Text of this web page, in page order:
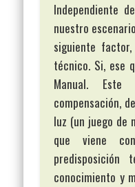
Independiente
nuestro
siguiente
técnico. Si, ese
Manual.
compensación,
luz (un juego de
que viene
predisposición
conocimiento y